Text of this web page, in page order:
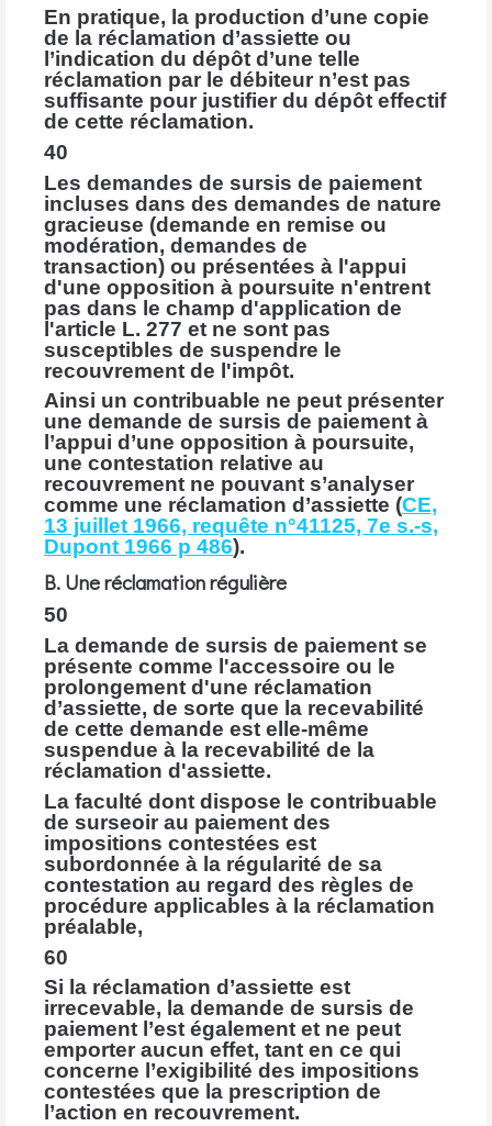
En pratique, la production d’une copie
de la réclamation d’assiette ou
l’indication du dépôt d’une telle
réclamation par le débiteur n’est pas
suffisante pour justifier du dépôt effectif
de cette réclamation.
40
Les demandes de sursis de paiement
incluses dans des demandes de nature
gracieuse (demande en remise ou
modération, demandes de
transaction) ou présentées à l'appui
d'une opposition à poursuite n'entrent
pas dans le champ d'application de
l'article L. 277 et ne sont pas
susceptibles de suspendre le
recouvrement de l'impôt.
Ainsi un contribuable ne peut présenter
une demande de sursis de paiement à
l’appui d’une opposition à poursuite,
une contestation relative au
recouvrement ne pouvant s’analyser
comme une réclamation d’assiette (CE,
13 juillet 1966, requête n°41125, 7e s.-s,
Dupont 1966 p 486).
B. Une réclamation régulière
50
La demande de sursis de paiement se
présente comme l'accessoire ou le
prolongement d'une réclamation
d’assiette, de sorte que la recevabilité
de cette demande est elle-même
suspendue à la recevabilité de la
réclamation d'assiette.
La faculté dont dispose le contribuable
de surseoir au paiement des
impositions contestées est
subordonnée à la régularité de sa
contestation au regard des règles de
procédure applicables à la réclamation
préalable,
60
Si la réclamation d’assiette est
irrecevable, la demande de sursis de
paiement l’est également et ne peut
emporter aucun effet, tant en ce qui
concerne l’exigibilité des impositions
contestées que la prescription de
l’action en recouvrement.